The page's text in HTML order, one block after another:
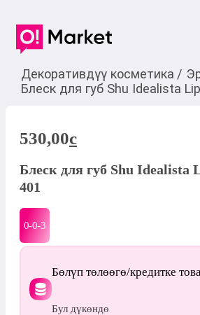
Декоративдүү косметика /
Блеск для губ Shu Idealista
530,00c
Блеск для губ Shu Idealista
401
0-0-3
Бөлүп төлөөгө/кредитке
Бул дүкөндө